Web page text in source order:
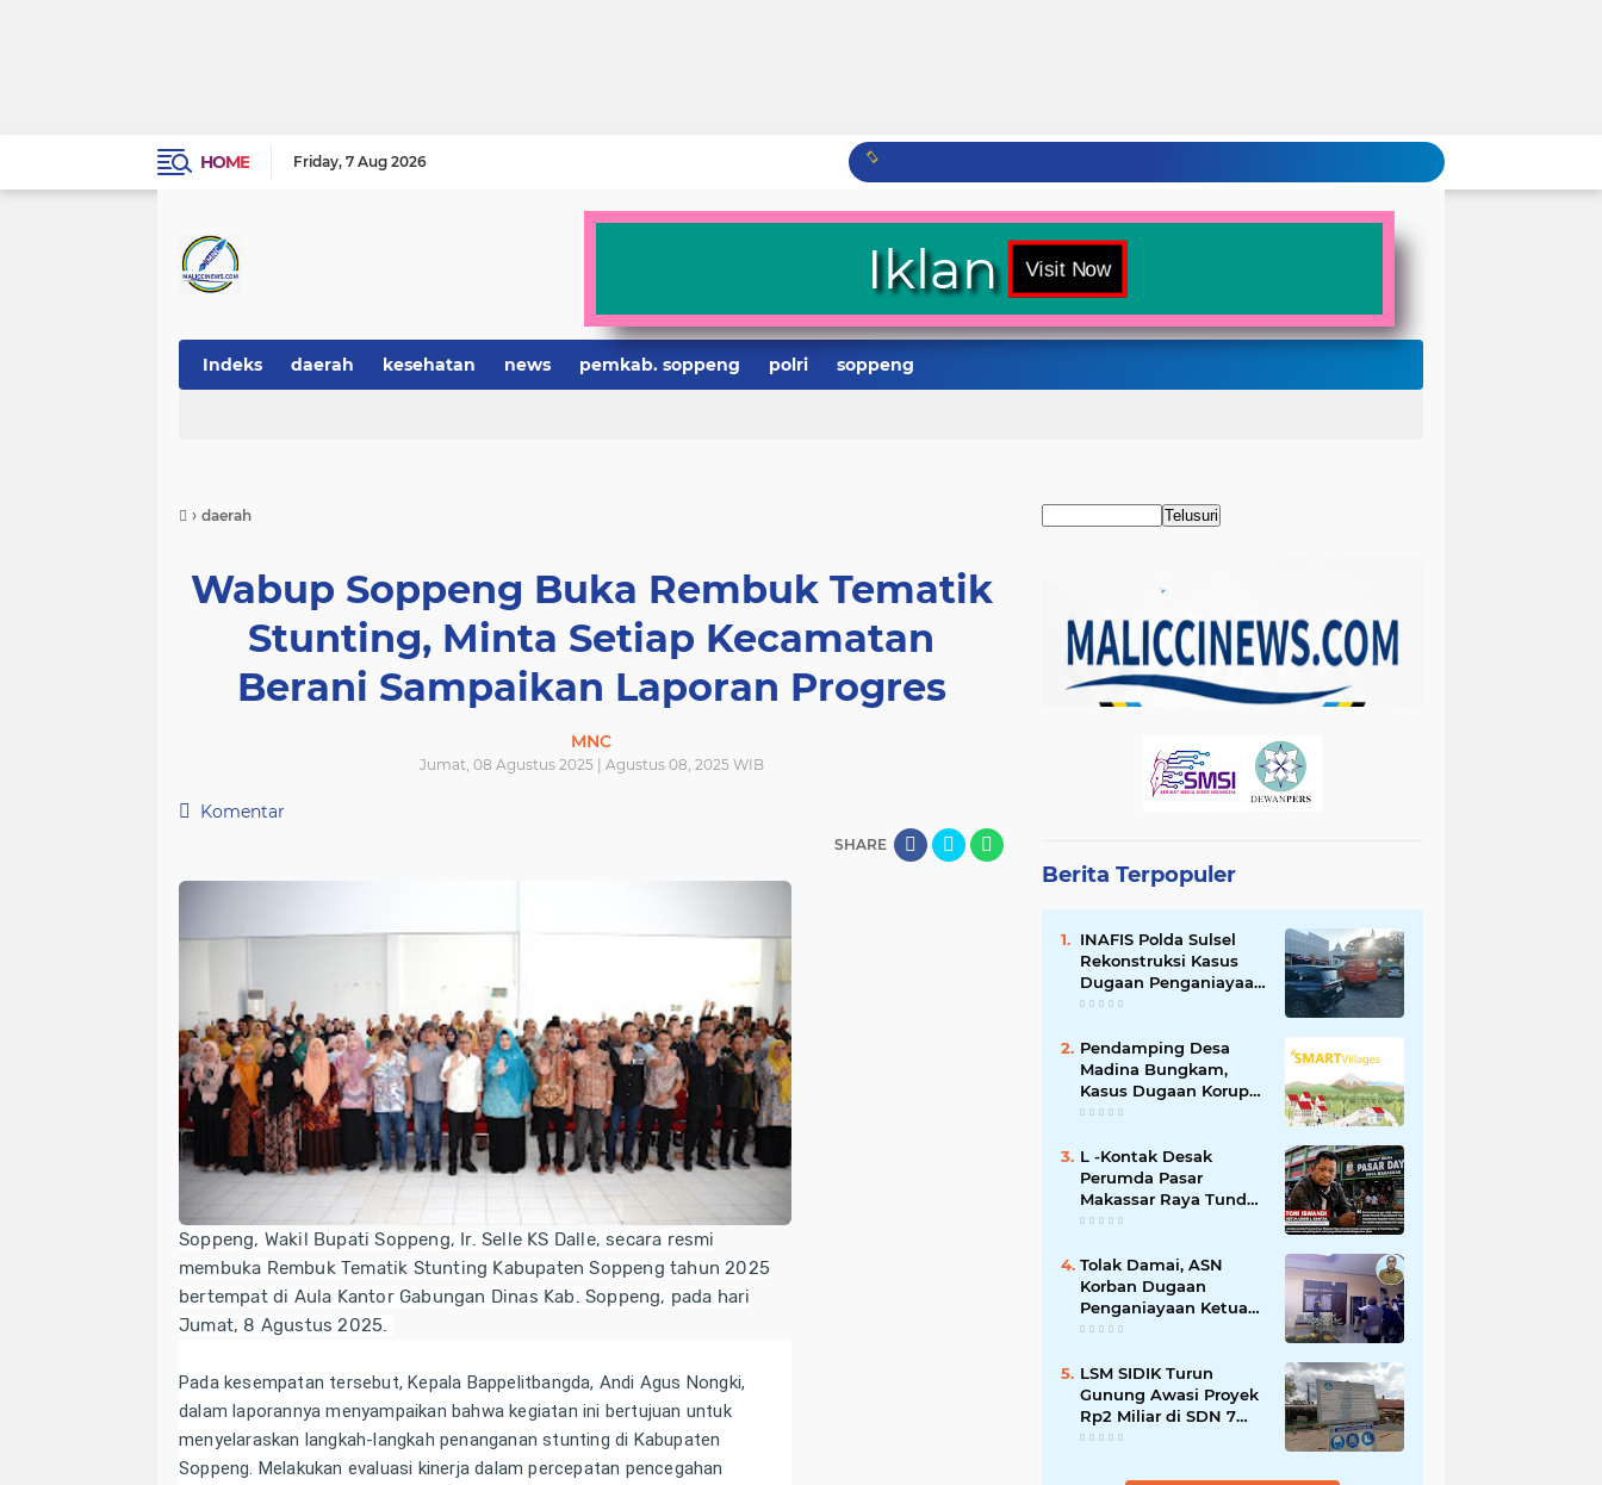
HOME Friday 7 Aug 2026
Iklan
Indeks daerah kesehatan news pemkab. soppeng polri soppeng
› daerah
Wabup Soppeng Buka Rembuk Tematik
Stunting, Minta Setiap Kecamatan
Berani Sampaikan Laporan Progres
MNC
Jumat, 08 Agustus 2025 | Agustus 08, 2025 WIB
Komentar
SHARE
Soppeng, Wakil Bupati Soppeng, Ir. Selle KS Dalle, secara resmi
membuka Rembuk Tematik Stunting Kabupaten Soppeng tahun 2025
bertempat di Aula Kantor Gabungan Dinas Kab. Soppeng, pada hari
Jumat, 8 Agustus 2025.
Pada kesempatan tersebut, Kepala Bappelitbangda, Andi Agus Nongki,
dalam laporannya menyampaikan bahwa kegiatan ini bertujuan untuk
menyelaraskan langkah-langkah penanganan stunting di Kabupaten
Soppeng. Melakukan evaluasi kinerja dalam percepatan pencegahan
Berita Terpopuler
INAFIS Polda Sulsel
Rekonstruksi Kasus
Dugaan Penganiayaan
Pegawai BKSDM
Pendamping Desa
Madina Bungkam,
Kasus Dugaan Korupsi
Smart Village Makin
L -Kontak Desak
Perumda Pasar
Makassar Raya Tunda
Penyegelan Kios Pasar
Tolak Damai, ASN
Korban Dugaan
Penganiayaan Ketua
DPRD Soppeng Pilih
LSM SIDIK Turun
Gunung Awasi Proyek
Rp2 Miliar di SDN 7
Salotungo, Ada Pesan